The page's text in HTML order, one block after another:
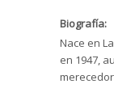
Biografía:
Nace en
en 1947,